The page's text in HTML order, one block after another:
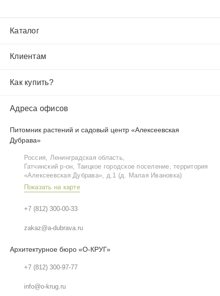
Каталог
Клиентам
Как купить?
Адреса офисов
Питомник растений и садовый центр «Алексеевская
Дубрава»
Россия, Ленинградская область,
Гатчинский р‑он, Таицкое городское поселение, территория
«Алексеевская Дубрава», д.1 (д. Малая Ивановка)
Показать на карте
+7 (812) 300-00-33
zakaz@a-dubrava.ru
Архитектурное бюро «О-КРУГ»
+7 (812) 300-97-77
info@o-krug.ru